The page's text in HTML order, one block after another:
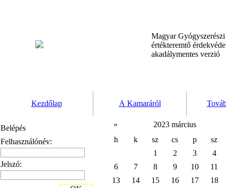
Magyar
értékteremtő
akadálymentes verzió
Kezdőlap A Kamaráról
Belépés
Felhasználónév:
Jelszó:
«
2023 március
h
k sz cs p
sz
1
2 3
4
6
7 8 9 10
11
13
14 15 16 17
18